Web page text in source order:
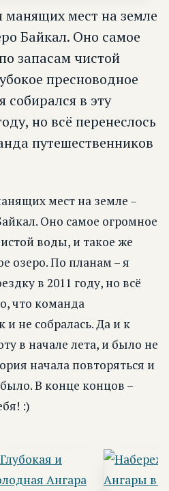
манящих мест на земле
Байкал. Оно самое
запасам чистой
пресноводное
собирался в эту
но всё перенеслось
путешественников
мест на земле –
Оно самое огромное
воды, и такое же
озеро. По планам – я
в 2011 году, но всё
что команда
и не собралась. Да и к
в начале лета, и было не
начала повторяться и
В конце концов –
:)